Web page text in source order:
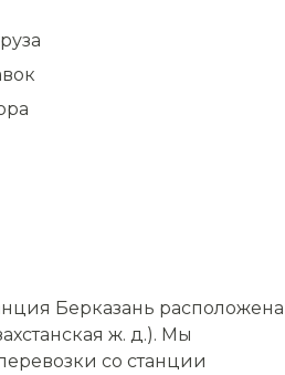
Берказань расположена
ж. д.). Мы
со станции